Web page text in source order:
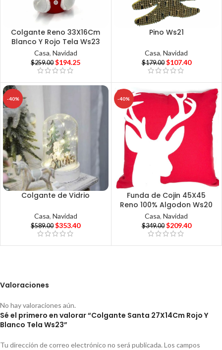
Colgante Reno 33X16Cm
Blanco Y Rojo Tela Ws23
Casa, Navidad
$259.00 $194.25
Pino Ws21
Casa,Navidad
$179.00 $107.40
-40%
Colgante de Vidrio
Casa, Navidad
$589.00 $353.40
-40%
Funda de Cojin 45X45
Reno 100% Algodon Ws20
Casa,Navidad
$349.00 $209.40
Valoraciones
No hay valoraciones aún.
Sé el primero en valorar “Colgante Santa 27X14Cm Rojo Y
Blanco Tela Ws23”
Tu dirección de correo electrónico no será publicada. Los campos